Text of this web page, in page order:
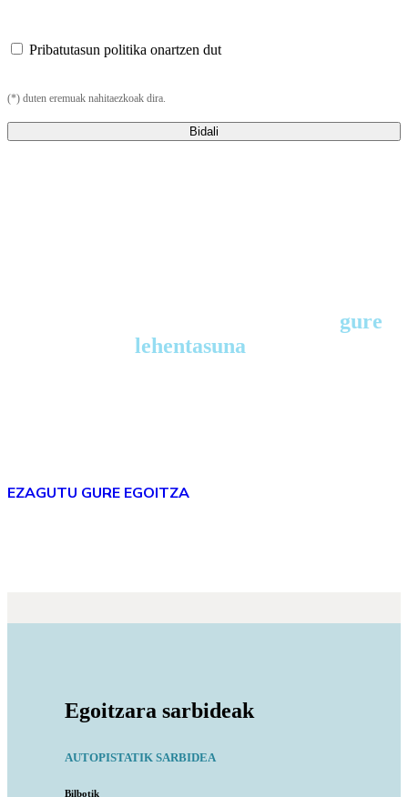
Pribatutasun politika onartzen dut
(*) duten eremuak nahitaezkoak dira.
gure
lehentasunada
EZAGUTU GURE EGOITZA
Egoitzara sarbideak
AUTOPISTATIK SARBIDEA
Bilbotik